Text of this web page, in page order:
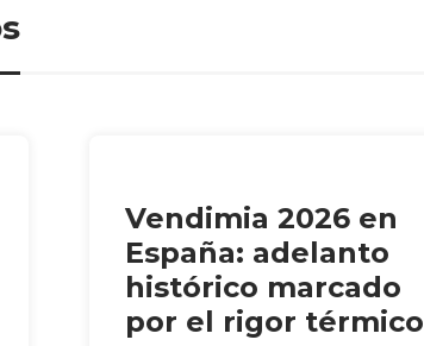
Vendimia 2026 en
España: adelanto
histórico marcado
por el rigor térmico